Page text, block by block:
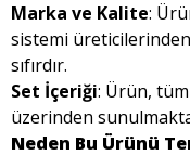
Marka ve Kalite:
sistemi
sıfırdır.
Set İçeriği: Ürün,
üzerinden
Neden Bu Ürünü